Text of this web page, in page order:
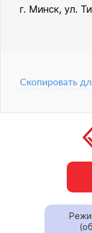
г. Минск, ул.
Скопировать